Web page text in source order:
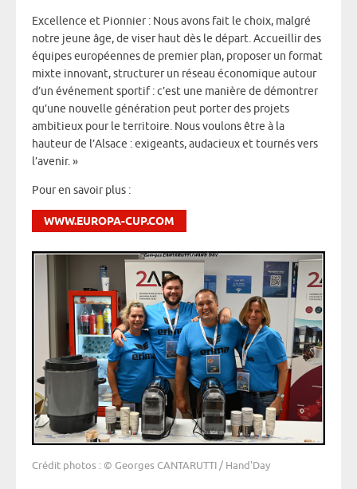
Excellence et Pionnier : Nous avons fait le choix, malgré
notre jeune âge, de viser haut dès le départ. Accueillir des
équipes européennes de premier plan, proposer un format
mixte innovant, structurer un réseau économique autour
d’un événement sportif : c’est une manière de démontrer
qu’une nouvelle génération peut porter des projets
ambitieux pour le territoire. Nous voulons être à la
hauteur de l’Alsace : exigeants, audacieux et tournés vers
l’avenir. »
Pour en savoir plus :
WWW.EUROPA-CUP.COM
Crédit photos : © Georges CANTARUTTI / Hand'Day